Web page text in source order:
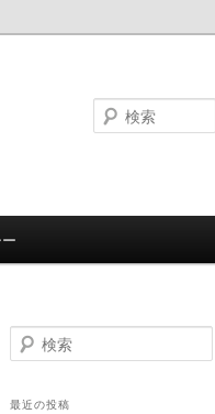
検
索
最近の投稿